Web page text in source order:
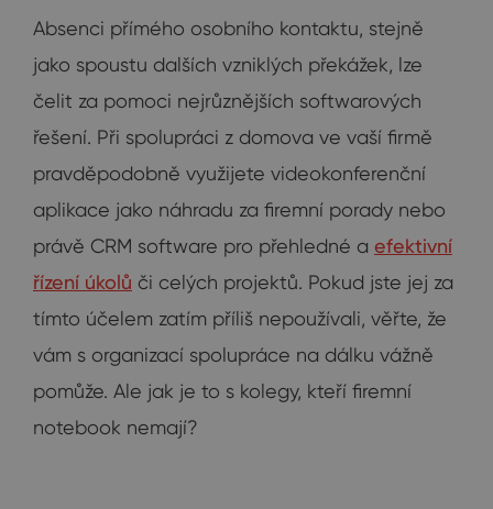
Absenci přímého osobního kontaktu, stejně
jako spoustu dalších vzniklých překážek, lze
čelit za pomoci nejrůznějších softwarových
řešení. Při spolupráci z domova ve vaší firmě
pravděpodobně využijete videokonferenční
aplikace jako náhradu za firemní porady nebo
právě CRM software pro přehledné a efektivní
řízení úkolů či celých projektů. Pokud jste jej za
tímto účelem zatím příliš nepoužívali, věřte, že
vám s organizací spolupráce na dálku vážně
pomůže. Ale jak je to s kolegy, kteří firemní
notebook nemají?